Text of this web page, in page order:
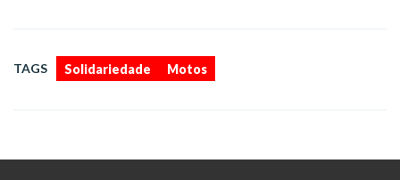
TAGS Solidariedade Motos